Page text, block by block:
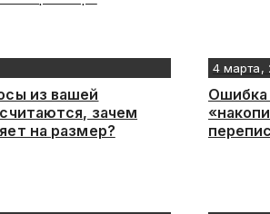
из вашей
зачем
на размер?
4 марта,
Ошибка